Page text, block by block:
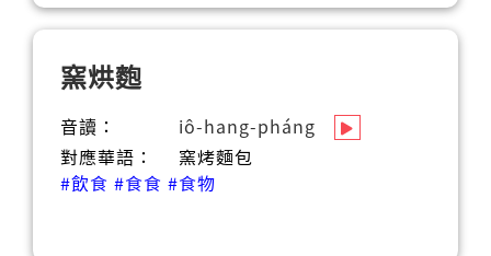
窯烘麭
音讀：
iô-hang-pháng
對應華語：
窯烤麵包
#飲食 #食食 #食物